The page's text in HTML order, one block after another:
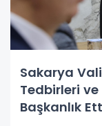
Sakarya
Tedbirleri ve
Başkanlık